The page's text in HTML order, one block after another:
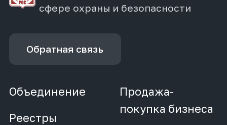
сфере охраны и безопасности
Обратная связь
Объединение
Реестры
Продажа-
покупка бизнеса